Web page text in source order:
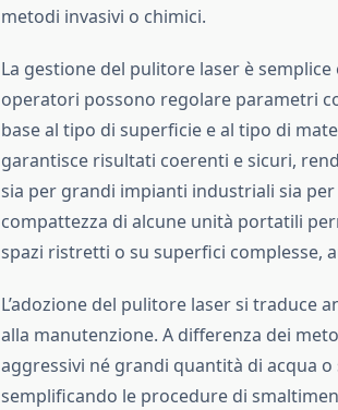
metodi invasivi o chimici.
La gestione del pulitore laser è
operatori possono regolare parametri
base al tipo di superficie e al tipo di
garantisce risultati coerenti e sicuri,
sia per grandi impianti industriali sia
compattezza di alcune unità portatili
spazi ristretti o su superfici complesse,
L’adozione del pulitore laser si traduce
alla manutenzione. A differenza dei
aggressivi né grandi quantità di acqua
semplificando le procedure di